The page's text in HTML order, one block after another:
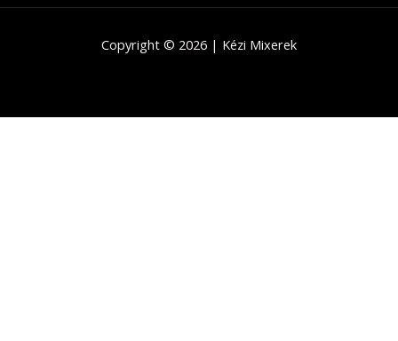
Copyright © 2026 | Kézi Mixerek